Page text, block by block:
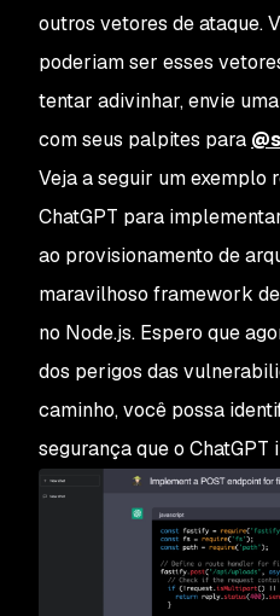
outros vetores de ataque.
poderiam ser esses
tentar adivinhar, envie
com seus palpites para
Veja a seguir um exemplo
ChatGPT para
ao provisionamento de
maravilhoso framework
no Node.js. Espero que
dos perigos das
caminho, você possa
segurança que o ChatGPT